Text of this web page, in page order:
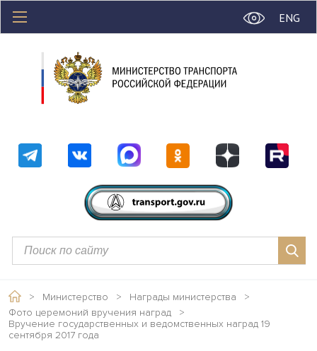
ENG
> Министерство > Награды министерства
>
Фото церемоний вручения наград
>
Вручение государственных и ведомственных наград 19
сентября 2017 года